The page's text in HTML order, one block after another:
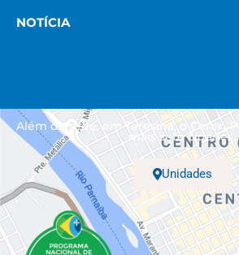
NOTÍCIA
Além da sede, em Teresina, o Coren-
mais sete cidades.
Unidades